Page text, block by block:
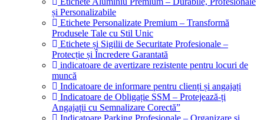
și Personalizabile
Etichete Personalizate Premium – Transformă
Produsele Tale cu Stil Unic
Etichete și Sigilii de Securitate Profesionale –
Protecție și Încredere Garantată
indicatoare de avertizare rezistente pentru locuri de
muncă
Indicatoare de informare pentru clienți și angajați
Indicatoare de Obligație SSM – Protejează-ți
Angajații cu Semnalizare Corectă”
Indicatoare Parking Profesionale – Organizare și